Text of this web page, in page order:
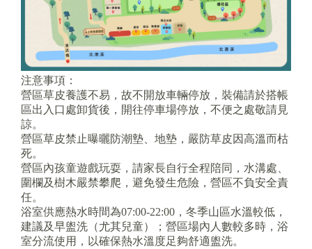
注意事項：
營區草皮養護不易，故不開放車輛停放，裝備請於搭帳
區出入口處卸貨後，開往停車場停放，不便之處敬請見
諒。
營區草皮禁止曝曬防潮墊、地墊，嚴防草皮因高溫而枯
死。
營區內孩童遊戲玩耍，請家長自行全程陪同，水溝處、
圍欄及樹木嚴禁攀爬，避免發生危險，營區不負安全責
任。
浴室供應熱水時間為07:00-22:00，冬季山區水溫較低，
建議及早盥洗（尤其兒童）；營區場內人數較多時，浴
室分流使用，以確保熱水溫度足夠舒適盥洗。